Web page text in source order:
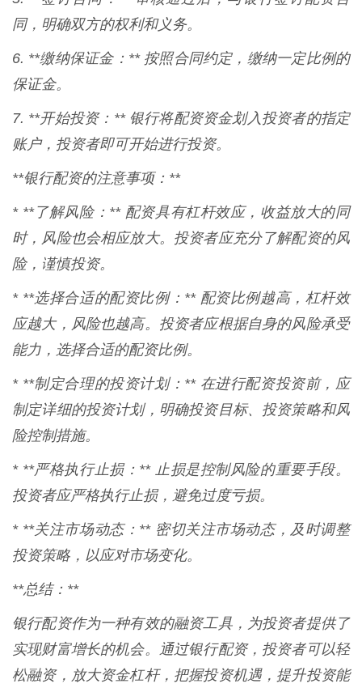
同，明确双方的权利和义务。
6. **缴纳保证金：** 按照合同约定，缴纳一定比例的
保证金。
7. **开始投资：** 银行将配资资金划入投资者的指定
账户，投资者即可开始进行投资。
**银行配资的注意事项：**
* **了解风险：** 配资具有杠杆效应，收益放大的同
时，风险也会相应放大。投资者应充分了解配资的风
险，谨慎投资。
* **选择合适的配资比例：** 配资比例越高，杠杆效
应越大，风险也越高。投资者应根据自身的风险承受
能力，选择合适的配资比例。
* **制定合理的投资计划：** 在进行配资投资前，应
制定详细的投资计划，明确投资目标、投资策略和风
险控制措施。
* **严格执行止损：** 止损是控制风险的重要手段。
投资者应严格执行止损，避免过度亏损。
* **关注市场动态：** 密切关注市场动态，及时调整
投资策略，以应对市场变化。
**总结：**
银行配资作为一种有效的融资工具，为投资者提供了
实现财富增长的机会。通过银行配资，投资者可以轻
松融资，放大资金杠杆，把握投资机遇，提升投资能